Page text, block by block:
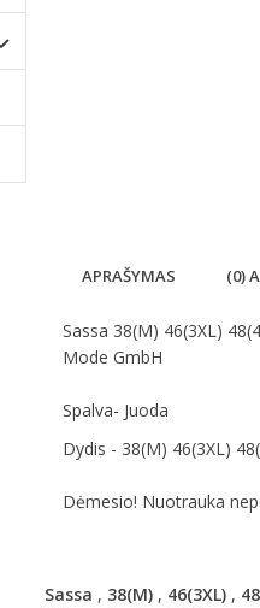
APRAŠYMAS (0)
Sassa 38(M) 46(3XL)
Mode GmbH
Spalva- Juoda
Dydis - 38(M) 46(3XL)
Dėmesio! Nuotrauka
Sassa , 38(M), 46(3XL),